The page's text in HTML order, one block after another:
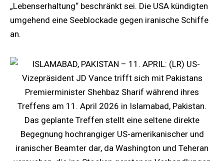
„Lebenserhaltung“ beschränkt sei. Die USA kündigten
umgehend eine Seeblockade gegen iranische Schiffe
an.